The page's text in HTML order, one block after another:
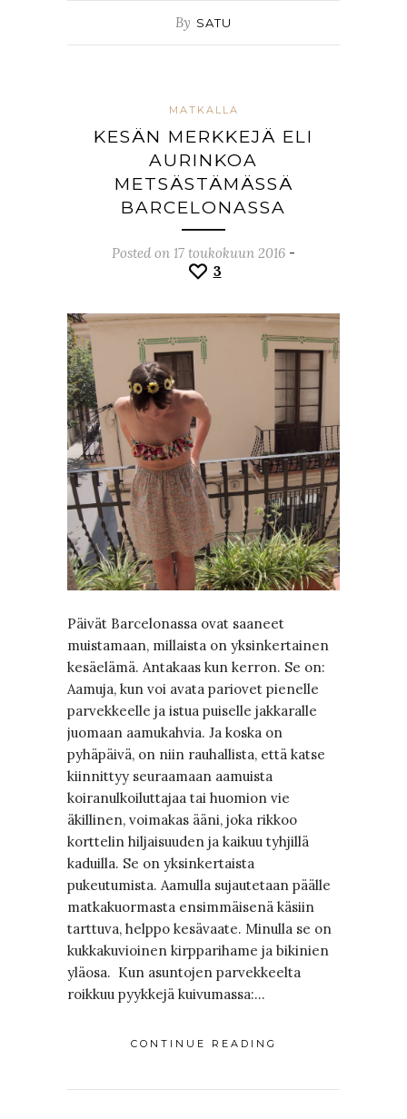
By SATU
MATKALLA
KESÄN MERKKEJÄ ELI
AURINKOA
METSÄSTÄMÄSSÄ
BARCELONASSA
Posted on 17 toukokuun 2016 -
3
Päivät Barcelonassa ovat saaneet
muistamaan, millaista on yksinkertainen
kesäelämä. Antakaas kun kerron. Se on:
Aamuja, kun voi avata pariovet pienelle
parvekkeelle ja istua puiselle jakkaralle
juomaan aamukahvia. Ja koska on
pyhäpäivä, on niin rauhallista, että katse
kiinnittyy seuraamaan aamuista
koiranulkoiluttajaa tai huomion vie
äkillinen, voimakas ääni, joka rikkoo
korttelin hiljaisuuden ja kaikuu tyhjillä
kaduilla. Se on yksinkertaista
pukeutumista. Aamulla sujautetaan päälle
matkakuormasta ensimmäisenä käsiin
tarttuva, helppo kesävaate. Minulla se on
kukkakuvioinen kirpparihame ja bikinien
yläosa. Kun asuntojen parvekkeelta
roikkuu pyykkejä kuivumassa:…
CONTINUE READING